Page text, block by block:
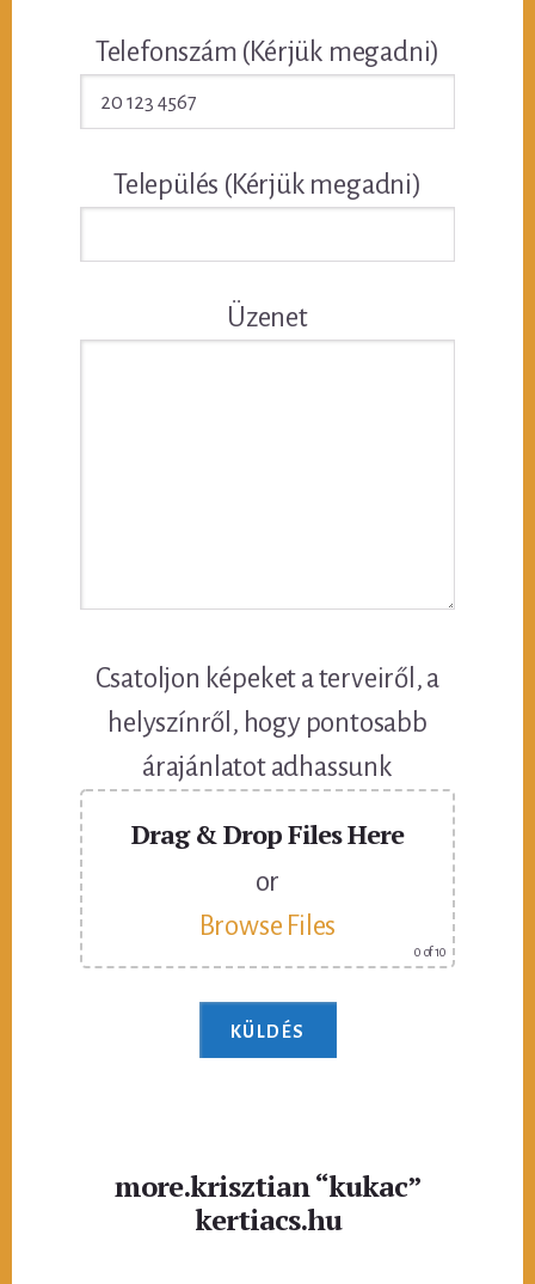
Telefonszám (Kérjük megadni)
Település (Kérjük megadni)
Üzenet
Csatoljon képeket a terveiről, a
helyszínről, hogy pontosabb
árajánlatot adhassunk
Drag & Drop Files Here
or
Browse Files
0 of 10
more.krisztian “kukac”
kertiacs.hu